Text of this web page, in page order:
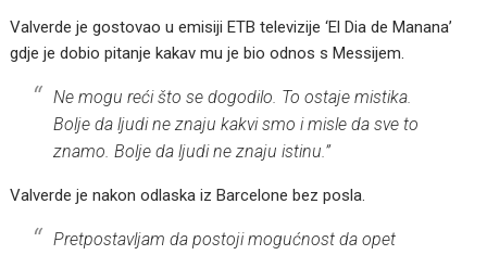
Valverde je gostovao u emisiji ETB televizije ‘El Dia de Manana’
gdje je dobio pitanje kakav mu je bio odnos s Messijem.
Ne mogu reći što se dogodilo. To ostaje mistika.
Bolje da ljudi ne znaju kakvi smo i misle da sve to
znamo. Bolje da ljudi ne znaju istinu.”
Valverde je nakon odlaska iz Barcelone bez posla.
Pretpostavljam da postoji mogućnost da opet